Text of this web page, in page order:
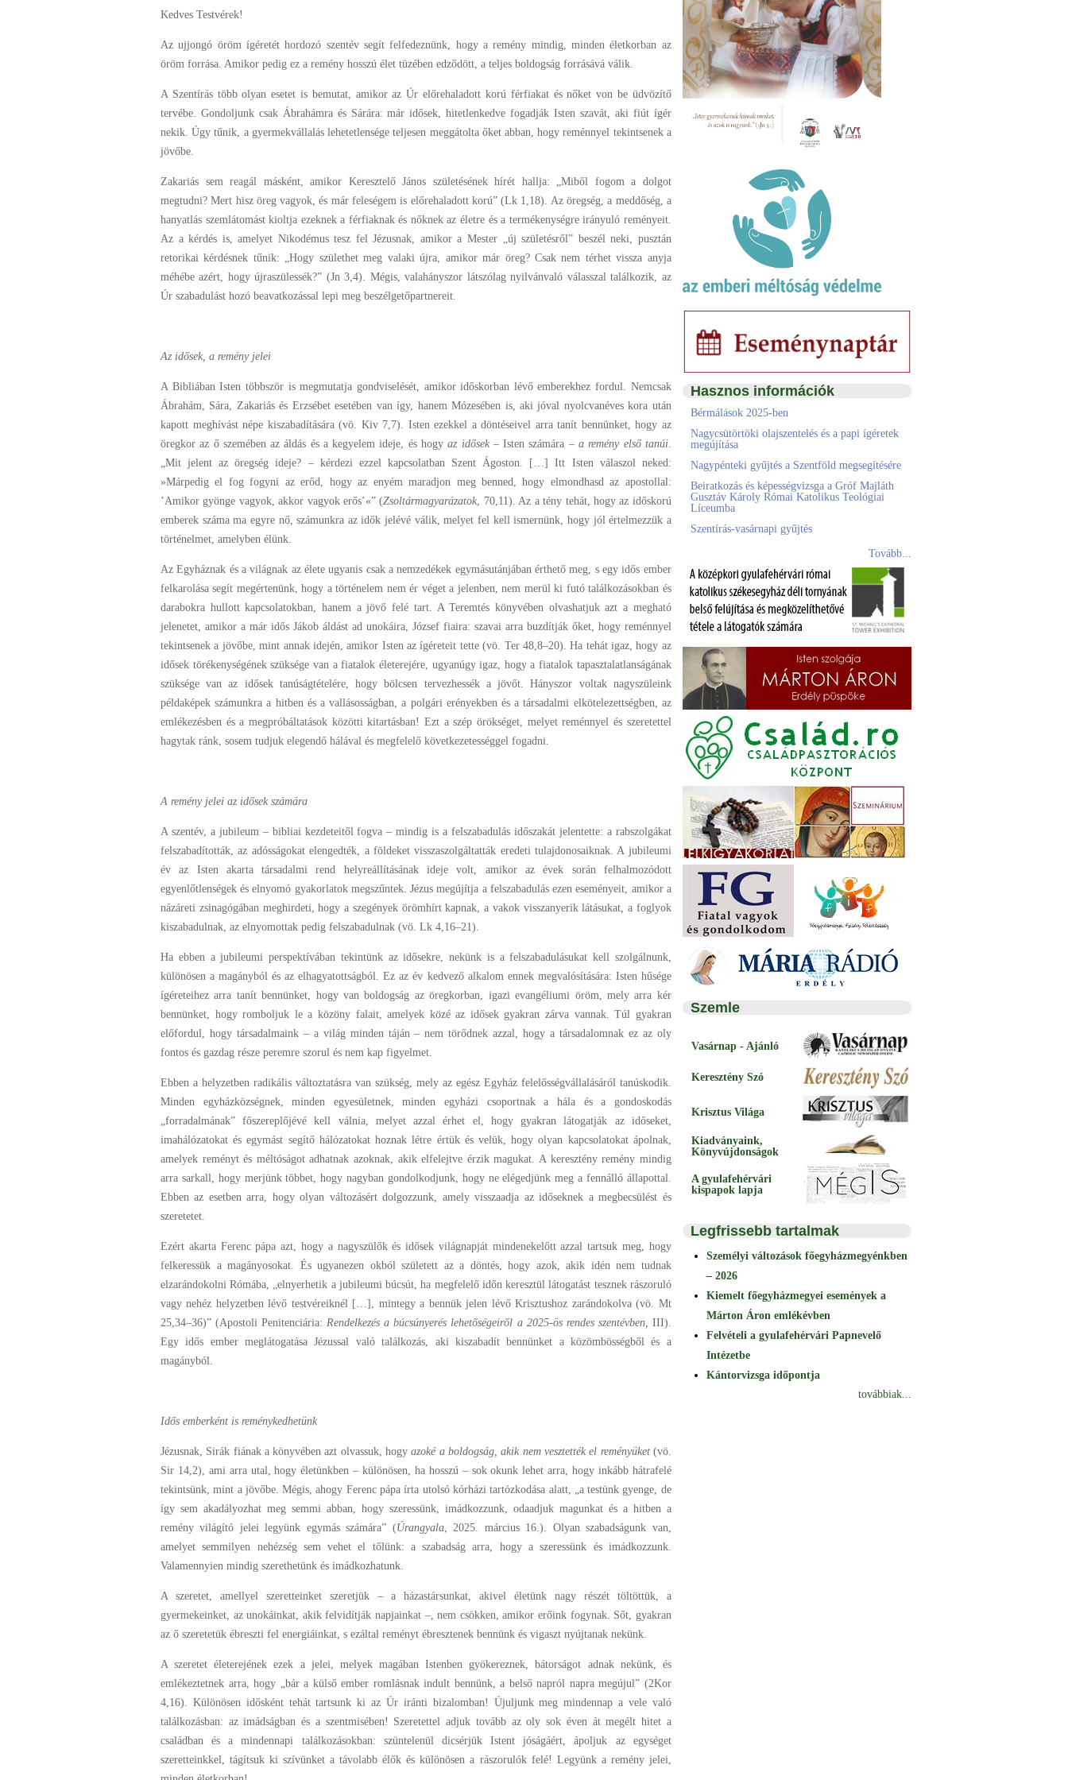
Kedves Testvérek!
Az ujjongó öröm ígéretét hordozó szentév segít felfedeznünk, hogy a remény mindig, minden életkorban az
öröm forrása. Amikor pedig ez a remény hosszú élet tüzében edződött, a teljes boldogság forrásává válik.
A Szentírás több olyan esetet is bemutat, amikor az Úr előrehaladott korú férfiakat és nőket von be üdvözítő
tervébe. Gondoljunk csak Ábrahámra és Sárára: már idősek, hitetlenkedve fogadják Isten szavát, aki fiút ígér
nekik. Úgy tűnik, a gyermekvállalás lehetetlensége teljesen meggátolta őket abban, hogy reménnyel tekintsenek a
jövőbe.
Zakariás sem reagál másként, amikor Keresztelő János születésének hírét hallja: „Miből fogom a dolgot
megtudni? Mert hisz öreg vagyok, és már feleségem is előrehaladott korú” (Lk 1,18). Az öregség, a meddőség, a
hanyatlás szemlátomást kioltja ezeknek a férfiaknak és nőknek az életre és a termékenységre irányuló reményeit.
Az a kérdés is, amelyet Nikodémus tesz fel Jézusnak, amikor a Mester „új születésről” beszél neki, pusztán
retorikai kérdésnek tűnik: „Hogy születhet meg valaki újra, amikor már öreg? Csak nem térhet vissza anyja
méhébe azért, hogy újraszülessék?” (Jn 3,4). Mégis, valahányszor látszólag nyilvánvaló válasszal találkozik, az
Úr szabadulást hozó beavatkozással lepi meg beszélgetőpartnereit.
Az idősek, a remény jelei
A Bibliában Isten többször is megmutatja gondviselését, amikor időskorban lévő emberekhez fordul. Nemcsak
Ábrahám, Sára, Zakariás és Erzsébet esetében van így, hanem Mózesében is, aki jóval nyolcvanéves kora után
kapott meghívást népe kiszabadítására (vö. Kiv 7,7). Isten ezekkel a döntéseivel arra tanít bennünket, hogy az
öregkor az ő szemében az áldás és a kegyelem ideje, és hogyaz idősek –Isten számára – a remény első tanúi.
„Mit jelent az öregség ideje? – kérdezi ezzel kapcsolatban Szent Ágoston. […] Itt Isten válaszol neked:
»Márpedig el fog fogyni az erőd, hogy az enyém maradjon meg benned, hogy elmondhasd az apostollal:
’Amikor gyönge vagyok, akkor vagyok erős’«” (Zsoltármagyarázatok, 70,11). Az a tény tehát, hogy az időskorú
emberek száma ma egyre nő, számunkra az idők jelévé válik, melyet fel kell ismernünk, hogy jól értelmezzük a
történelmet, amelyben élünk.
Az Egyháznak és a világnak az élete ugyanis csak a nemzedékek egymásutánjában érthető meg, s egy idős ember
felkarolása segít megértenünk, hogy a történelem nem ér véget a jelenben, nem merül ki futó találkozásokban és
darabokra hullott kapcsolatokban, hanem a jövő felé tart. A Teremtés könyvében olvashatjuk azt a megható
jelenetet, amikor a már idős Jákob áldást ad unokáira, József fiaira: szavai arra buzdítják őket, hogy reménnyel
tekintsenek a jövőbe, mint annak idején, amikor Isten az ígéreteit tette (vö. Ter 48,8–20). Ha tehát igaz, hogy az
idősek törékenységének szüksége van a fiatalok életerejére, ugyanúgy igaz, hogy a fiatalok tapasztalatlanságának
szüksége van az idősek tanúságtételére, hogy bölcsen tervezhessék a jövőt. Hányszor voltak nagyszüleink
példaképek számunkra a hitben és a vallásosságban, a polgári erényekben és a társadalmi elkötelezettségben, az
emlékezésben és a megpróbáltatások közötti kitartásban! Ezt a szép örökséget, melyet reménnyel és szeretettel
hagytak ránk, sosem tudjuk elegendő hálával és megfelelő következetességgel fogadni.
A remény jelei az idősek számára
A szentév, a jubileum – bibliai kezdeteitől fogva – mindig is a felszabadulás időszakát jelentette: a rabszolgákat
felszabadították, az adósságokat elengedték, a földeket visszaszolgáltatták eredeti tulajdonosaiknak. A jubileumi
év az Isten akarta társadalmi rend helyreállításának ideje volt, amikor az évek során felhalmozódott
egyenlőtlenségek és elnyomó gyakorlatok megszűntek. Jézus megújítja a felszabadulás ezen eseményeit, amikor a
názáreti zsinagógában meghirdeti, hogy a szegények örömhírt kapnak, a vakok visszanyerik látásukat, a foglyok
kiszabadulnak, az elnyomottak pedig felszabadulnak (vö. Lk 4,16–21).
Ha ebben a jubileumi perspektívában tekintünk az idősekre, nekünk is a felszabadulásukat kell szolgálnunk,
különösen a magányból és az elhagyatottságból. Ez az év kedvező alkalom ennek megvalósítására: Isten hűsége
ígéreteihez arra tanít bennünket, hogy van boldogság az öregkorban, igazi evangéliumi öröm, mely arra kér
bennünket, hogy romboljuk le a közöny falait, amelyek közé az idősek gyakran zárva vannak. Túl gyakran
előfordul, hogy társadalmaink – a világ minden táján – nem törődnek azzal, hogy a társadalomnak ez az oly
fontos és gazdag része peremre szorul és nem kap figyelmet.
Ebben a helyzetben radikális változtatásra van szükség, mely az egész Egyház felelősségvállalásáról tanúskodik.
Minden egyházközségnek, minden egyesületnek, minden egyházi csoportnak a hála és a gondoskodás
„forradalmának” főszereplőjévé kell válnia, melyet azzal érhet el, hogy gyakran látogatják az időseket,
imahálózatokat és egymást segítő hálózatokat hoznak létre értük és velük, hogy olyan kapcsolatokat ápolnak,
amelyek reményt és méltóságot adhatnak azoknak, akik elfelejtve érzik magukat. A keresztény remény mindig
arra sarkall, hogy merjünk többet, hogy nagyban gondolkodjunk, hogy ne elégedjünk meg a fennálló állapottal.
Ebben az esetben arra, hogy olyan változásért dolgozzunk, amely visszaadja az időseknek a megbecsülést és
szeretetet.
Ezért akarta Ferenc pápa azt, hogy a nagyszülők és idősek világnapját mindenekelőtt azzal tartsuk meg, hogy
felkeressük a magányosokat. És ugyanezen okból született az a döntés, hogy azok, akik idén nem tudnak
elzarándokolni Rómába, „elnyerhetik a jubileumi búcsút, ha megfelelő időn keresztül látogatást tesznek rászoruló
vagy nehéz helyzetben lévő testvéreiknél […], mintegy a bennük jelen lévő Krisztushoz zarándokolva (vö. Mt
25,34–36)” (Apostoli Penitenciária:Rendelkezés a búcsúnyerés lehetőségeiről a 2025-ös rendes szentévben, III).
Egy idős ember meglátogatása Jézussal való találkozás, aki kiszabadít bennünket a közömbösségből és a
magányból.
Idős emberként is reménykedhetünk
Jézusnak, Sirák fiának a könyvében azt olvassuk, hogyazoké a boldogság, akik nem vesztették el reményüket (vö.
Sir 14,2), ami arra utal, hogy életünkben – különösen, ha hosszú – sok okunk lehet arra, hogy inkább hátrafelé
tekintsünk, mint a jövőbe. Mégis, ahogy Ferenc pápa írta utolsó kórházi tartózkodása alatt, „a testünk gyenge, de
így sem akadályozhat meg semmi abban, hogy szeressünk, imádkozzunk, odaadjuk magunkat és a hitben a
remény világító jelei legyünk egymás számára” (Úrangyala, 2025. március 16.). Olyan szabadságunk van,
amelyet semmilyen nehézség sem vehet el tőlünk: a szabadság arra, hogy a szeressünk és imádkozzunk.
Valamennyien mindig szerethetünk és imádkozhatunk.
A szeretet, amellyel szeretteinket szeretjük – a házastársunkat, akivel életünk nagy részét töltöttük, a
gyermekeinket, az unokáinkat, akik felvidítják napjainkat –, nem csökken, amikor erőink fogynak. Sőt, gyakran
az ő szeretetük ébreszti fel energiáinkat, s ezáltal reményt ébresztenek bennünk és vigaszt nyújtanak nekünk.
A szeretet életerejének ezek a jelei, melyek magában Istenben gyökereznek, bátorságot adnak nekünk, és
emlékeztetnek arra, hogy „bár a külső ember romlásnak indult bennünk, a belső napról napra megújul” (2Kor
4,16). Különösen idősként tehát tartsunk ki az Úr iránti bizalomban! Újuljunk meg mindennap a vele való
találkozásban: az imádságban és a szentmisében! Szeretettel adjuk tovább az oly sok éven át megélt hitet a
családban és a mindennapi találkozásokban: szüntelenül dicsérjük Istent jóságáért, ápoljuk az egységet
szeretteinkkel, tágítsuk ki szívünket a távolabb élők és különösen a rászorulók felé! Legyünk a remény jelei,
Hasznos információk
Bérmálások 2025-ben
Nagycsütörtöki olajszentelés és a papi ígéretek
megújítása
Nagypénteki gyűjtés a Szentföld megsegítésére
Beiratkozás és képességvizsga a Gróf Majláth
Gusztáv Károly Római Katolikus Teológiai
Líceumba
Szentírás-vasárnapi gyűjtés
Tovább...
Szemle
Vasárnap - Ajánló
Keresztény Szó
Krisztus Világa
Kiadványaink,
Könyvújdonságok
A gyulafehérvári
kispapok lapja
Legfrissebb tartalmak
Személyi változások főegyházmegyénkben
– 2026
Kiemelt főegyházmegyei események a
Márton Áron emlékévben
Felvételi a gyulafehérvári Papnevelő
Intézetbe
Kántorvizsga időpontja
továbbiak...